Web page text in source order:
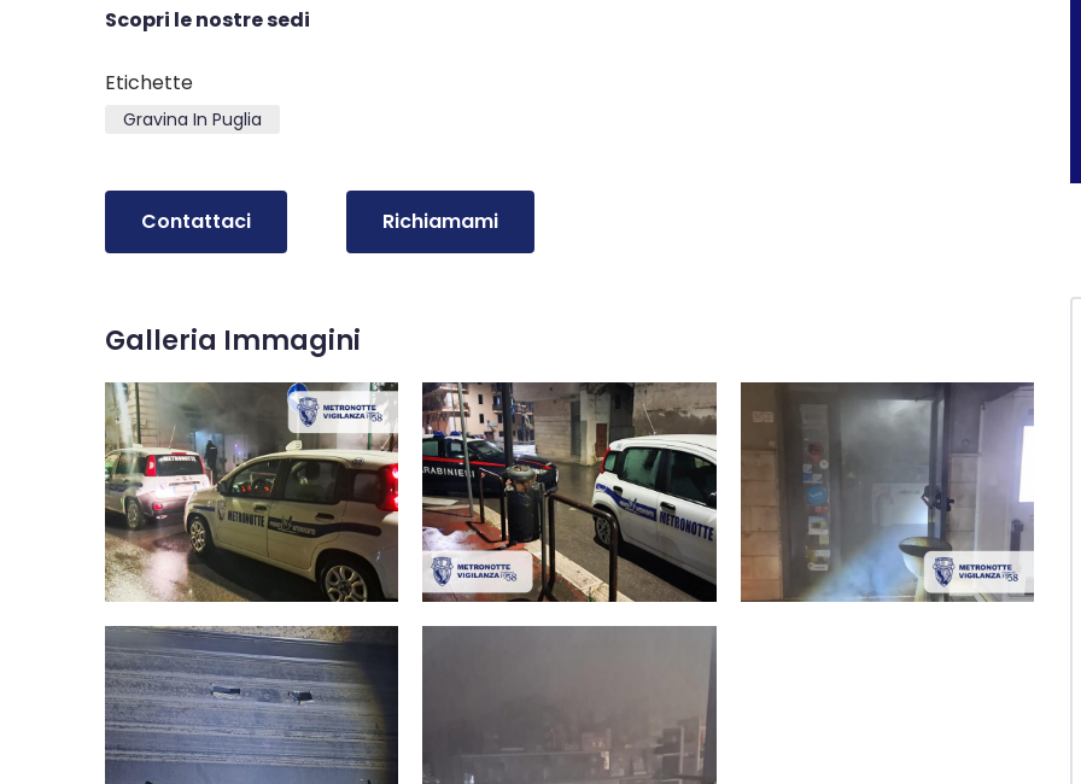
Scopri le nostre sedi
Etichette
Gravina In Puglia
Contattaci Richiamami
Galleria Immagini